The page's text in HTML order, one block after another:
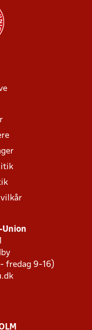
vilkår
Union
fredag 9-16)